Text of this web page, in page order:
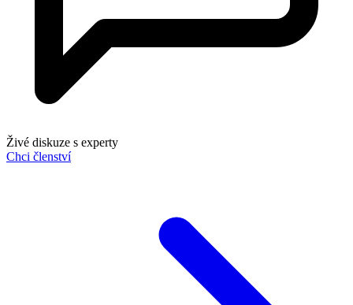
Živé diskuze s experty
Chci členství